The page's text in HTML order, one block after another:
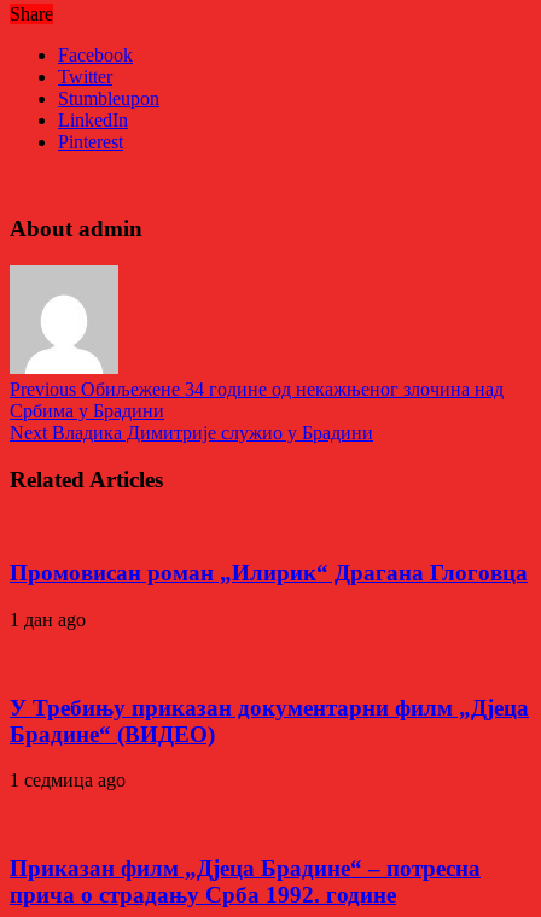
Share
Facebook
Twitter
Stumbleupon
LinkedIn
Pinterest
About admin
Previous Обиљежене 34 године од некажњеног злочина над
Србима у Брадини
Next Владика Димитрије служио у Брадини
Related Articles
Промовисан роман „Илирик“ Драгана Глоговца
1 дан ago
У Требињу приказан документарни филм „Дјеца
Брадине“ (ВИДЕО)
1 седмица ago
Приказан филм „Дјеца Брадине“ – потресна
прича о страдању Срба 1992. године